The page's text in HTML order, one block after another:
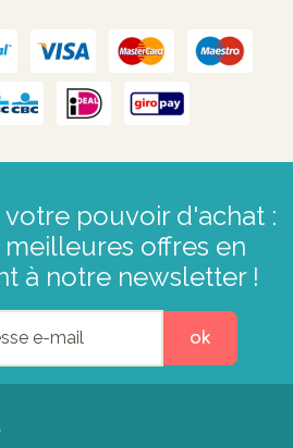
votre pouvoir d'achat :
offres en
à notre newsletter !
ok